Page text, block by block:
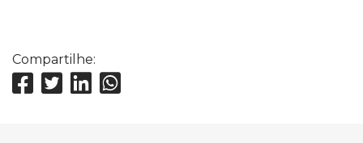
Compartilhe: